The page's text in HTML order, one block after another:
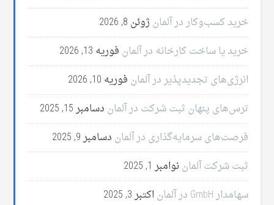
خرید کسب‌وکار در آلمان ژوئن 8, 2026
خرید یا ساخت کارخانه در آلمان فوریه 13, 2026
انرژی‌های تجدیدپذیر در آلمان فوریه 10, 2026
ترس‌های پنهان ثبت شرکت در آلمان دسامبر 15, 2025
فرصت‌های سرمایه‌گذاری در آلمان دسامبر 9, 2025
ثبت شرکت آلماننوامبر 1, 2025
سهامدار GmbH در آلمان
اکتبر 3, 2025